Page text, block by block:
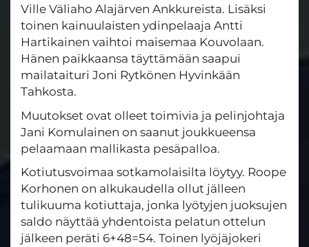
Ville Väliaho Alajärven Ankkureista. Lisäksi
toinen kainuulaisten ydinpelaaja Antti
Hartikainen vaihtoi maisemaa Kouvolaan.
Hänen paikkaansa täyttämään saapui
mailataituri Joni Rytkönen Hyvinkään
Tahkosta.
Muutokset ovat olleet toimivia ja pelinjohtaja
Jani Komulainen on saanut joukkueensa
pelaamaan mallikasta pesäpalloa.
Kotiutusvoimaa sotkamolaisilta löytyy. Roope
Korhonen on alkukaudella ollut jälleen
tulikuuma kotiuttaja, jonka lyötyjen juoksujen
saldo näyttää yhdentoista pelatun ottelun
jälkeen peräti 6+48=54. Toinen lyöjäjokeri